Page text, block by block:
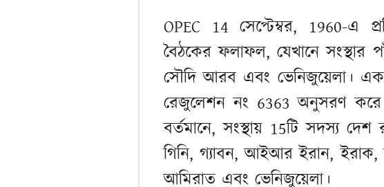
OPEC 14 সেপ্টেম্বর, 1960-এ
বৈঠকের ফলাফল, যেখানে সংস্থার
সৌদি আরব এবং ভেনিজুয়েলা।
রেজুলেশন নং 6363 অনুসরণ করে
বর্তমানে, সংস্থায় 15টি সদস্য
গিনি, গ্যাবন, আইআর ইরান,
আমিরাত এবং ভেনিজুয়েলা।